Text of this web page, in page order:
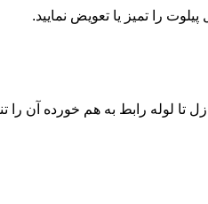
را تمیز یا تعویض نمایید.
لوله رابط به هم خورده آن را